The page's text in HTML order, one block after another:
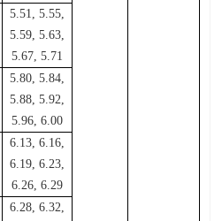
5.51, 5.55,
5.59, 5.63,
5.67, 5.71
5.80, 5.84,
5.88, 5.92,
5.96, 6.00
6.13, 6.16,
6.19, 6.23,
6.26, 6.29
6.28, 6.32,